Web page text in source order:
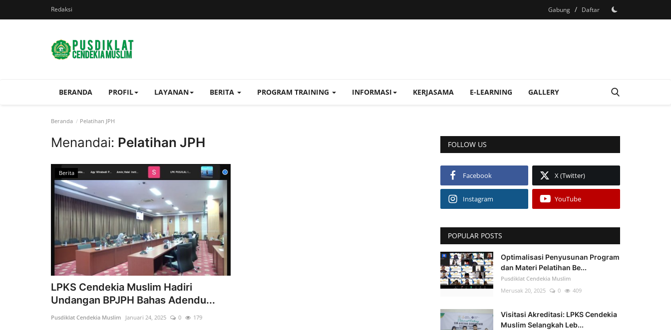
Redaksi Gabung / Daftar
BERANDA PROFIL LAYANAN BERITA PROGRAM TRAINING INFORMASI KERJASAMA E-LEARNING GALLERY
Beranda Pelatihan JPH
Menandai: Pelatihan JPH
Berita
LPKS Cendekia Muslim Hadiri
Undangan BPJPH Bahas Adendu...
Pusdiklat Cendekia Muslim Januari 24, 2025 0 179
FOLLOW US
Facebook X (Twitter)
Instagram YouTube
POPULAR POSTS
Optimalisasi Penyusunan Program
dan Materi Pelatihan Be...
Pusdiklat Cendekia Muslim
Merusak 20, 2025
0 409
Visitasi Akreditasi: LPKS Cendekia
Muslim Selangkah Leb...